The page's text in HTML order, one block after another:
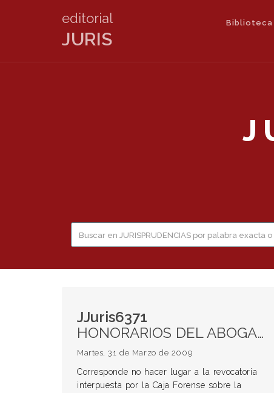
editorial
JURIS
Biblioteca
JJuris6371
HONORARIOS DEL ABOGADO.
Martes, 31 de Marzo de 2009
Corresponde no hacer lugar a la revocatoria
interpuesta por la Caja Forense sobre la